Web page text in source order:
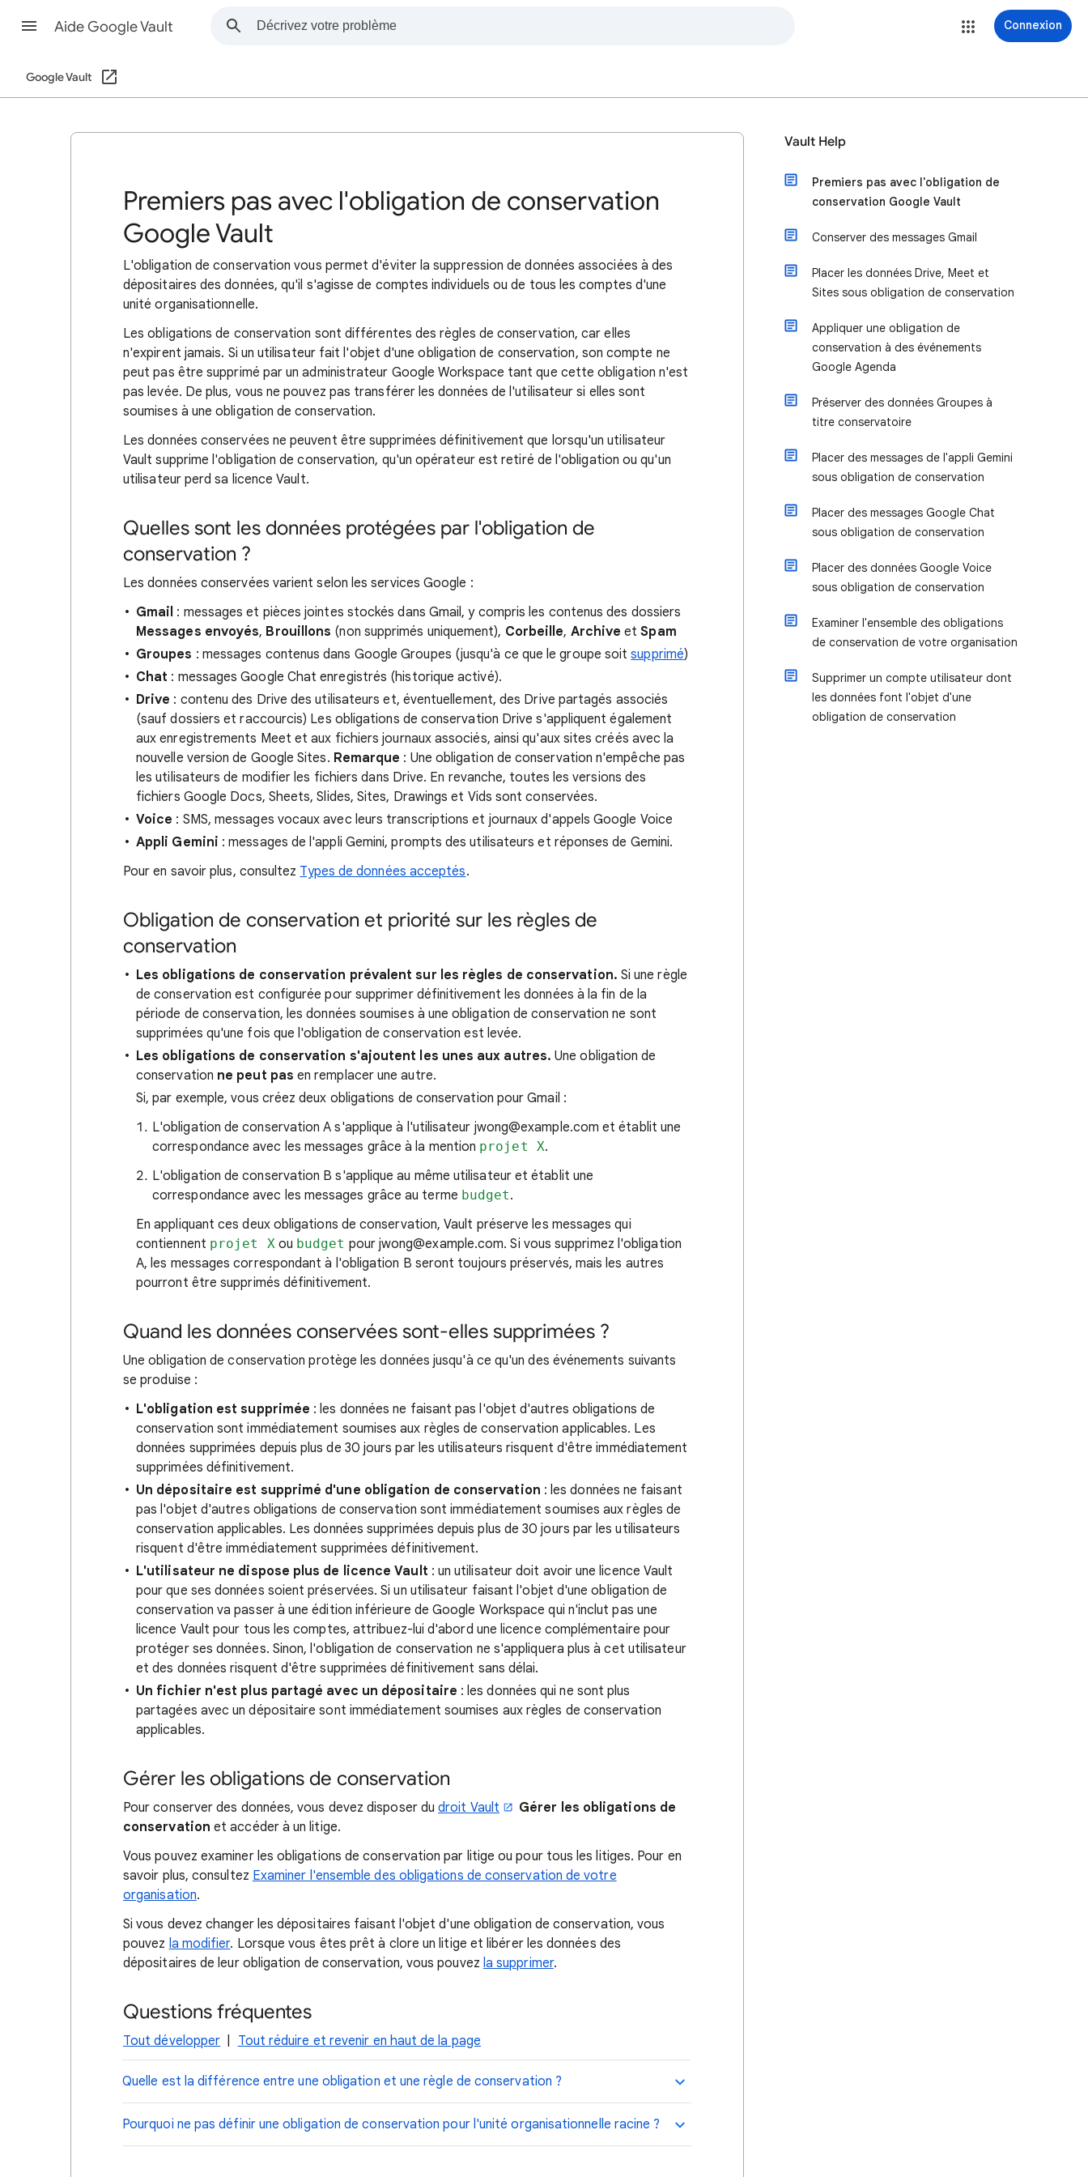
Aide Google Vault Connexion
Google Vault
Premiers pas avec l'obligation de conservation
Google Vault
L'obligation de conservation vous permet d'éviter la suppression de données associées à des
dépositaires des données, qu'il s'agisse de comptes individuels ou de tous les comptes d'une
unité organisationnelle.
Les obligations de conservation sont différentes des règles de conservation, car elles
n'expirent jamais. Si un utilisateur fait l'objet d'une obligation de conservation, son compte ne
peut pas être supprimé par un administrateur Google Workspace tant que cette obligation n'est
pas levée. De plus, vous ne pouvez pas transférer les données de l'utilisateur si elles sont
soumises à une obligation de conservation.
Les données conservées ne peuvent être supprimées définitivement que lorsqu'un utilisateur
Vault supprime l'obligation de conservation, qu'un opérateur est retiré de l'obligation ou qu'un
utilisateur perd sa licence Vault.
Quelles sont les données protégées par l'obligation de
conservation ?
Les données conservées varient selon les services Google :
Gmail : messages et pièces jointes stockés dans Gmail, y compris les contenus des dossiers
Messages envoyés, Brouillons (non supprimés uniquement), Corbeille, Archive etSpam
Groupes : messages contenus dans Google Groupes (jusqu'à ce que le groupe soitsupprimé)
Chat : messages Google Chat enregistrés (historique activé).
Drive : contenu des Drive des utilisateurs et, éventuellement, des Drive partagés associés
(sauf dossiers et raccourcis) Les obligations de conservation Drive s'appliquent également
aux enregistrements Meet et aux fichiers journaux associés, ainsi qu'aux sites créés avec la
nouvelle version de Google Sites. Remarque : Une obligation de conservation n'empêche pas
les utilisateurs de modifier les fichiers dans Drive. En revanche, toutes les versions des
fichiers Google Docs, Sheets, Slides, Sites, Drawings et Vids sont conservées.
Voice : SMS, messages vocaux avec leurs transcriptions et journaux d'appels Google Voice
Appli Gemini : messages de l'appli Gemini, prompts des utilisateurs et réponses de Gemini.
Pour en savoir plus, consultez Types de données acceptés.
Obligation de conservation et priorité sur les règles de
conservation
Les obligations de conservation prévalent sur les règles de conservation. Si une règle
de conservation est configurée pour supprimer définitivement les données à la fin de la
période de conservation, les données soumises à une obligation de conservation ne sont
supprimées qu'une fois que l'obligation de conservation est levée.
Les obligations de conservation s'ajoutent les unes aux autres. Une obligation de
conservation ne peut pas en remplacer une autre.
Si, par exemple, vous créez deux obligations de conservation pour Gmail :
L'obligation de conservation A s'applique à l'utilisateur jwong@example.com et établit une
correspondance avec les messages grâce à la mention projet X.
L'obligation de conservation B s'applique au même utilisateur et établit une
correspondance avec les messages grâce au terme budget.
En appliquant ces deux obligations de conservation, Vault préserve les messages qui
contiennent projet Xou budget pour jwong@example.com. Si vous supprimez l'obligation
A, les messages correspondant à l'obligation B seront toujours préservés, mais les autres
pourront être supprimés définitivement.
Quand les données conservées sont-elles supprimées ?
Une obligation de conservation protège les données jusqu'à ce qu'un des événements suivants
se produise :
L'obligation est supprimée : les données ne faisant pas l'objet d'autres obligations de
conservation sont immédiatement soumises aux règles de conservation applicables. Les
données supprimées depuis plus de 30 jours par les utilisateurs risquent d'être immédiatement
supprimées définitivement.
Un dépositaire est supprimé d'une obligation de conservation : les données ne faisant
pas l'objet d'autres obligations de conservation sont immédiatement soumises aux règles de
conservation applicables. Les données supprimées depuis plus de 30 jours par les utilisateurs
risquent d'être immédiatement supprimées définitivement.
L'utilisateur ne dispose plus de licence Vault : un utilisateur doit avoir une licence Vault
pour que ses données soient préservées. Si un utilisateur faisant l'objet d'une obligation de
conservation va passer à une édition inférieure de Google Workspace qui n'inclut pas une
licence Vault pour tous les comptes, attribuez-lui d'abord une licence complémentaire pour
protéger ses données. Sinon, l'obligation de conservation ne s'appliquera plus à cet utilisateur
et des données risquent d'être supprimées définitivement sans délai.
Un fichier n'est plus partagé avec un dépositaire : les données qui ne sont plus
partagées avec un dépositaire sont immédiatement soumises aux règles de conservation
applicables.
Gérer les obligations de conservation
Pour conserver des données, vous devez disposer dudroit Vault
Gérer les obligations de
conservation et accéder à un litige.
Vous pouvez examiner les obligations de conservation par litige ou pour tous les litiges. Pour en
savoir plus, consultez Examiner l'ensemble des obligations de conservation de votre
organisation.
Si vous devez changer les dépositaires faisant l'objet d'une obligation de conservation, vous
pouvez la modifier. Lorsque vous êtes prêt à clore un litige et libérer les données des
dépositaires de leur obligation de conservation, vous pouvez la supprimer.
Questions fréquentes
Tout développer Tout réduire et revenir en haut de la page
Quelle est la différence entre une obligation et une règle de conservation ?
Pourquoi ne pas définir une obligation de conservation pour l'unité organisationnelle racine ?
Vault Help
Premiers pas avec l'obligation de
conservation Google Vault
Conserver des messages Gmail
Placer les données Drive, Meet et
Sites sous obligation de conservation
Appliquer une obligation de
conservation à des événements
Google Agenda
Préserver des données Groupes à
titre conservatoire
Placer des messages de l'appli Gemini
sous obligation de conservation
Placer des messages Google Chat
sous obligation de conservation
Placer des données Google Voice
sous obligation de conservation
Examiner l'ensemble des obligations
de conservation de votre organisation
Supprimer un compte utilisateur dont
les données font l'objet d'une
obligation de conservation